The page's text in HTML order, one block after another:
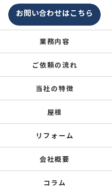
お問い合わせはこちら
業務内容
ご依頼の流れ
当社の特徴
屋根
リフォーム
会社概要
コラム